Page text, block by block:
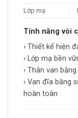
Lớp mạ
:
Tính năng vòi
› Thiết kế hiện
› Lớp mạ bền
› Thân van
› Van đĩa bằng
hoàn toàn